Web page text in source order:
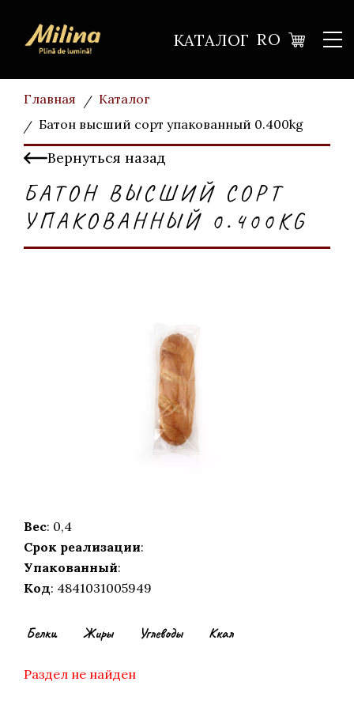
КАТАЛОГ RO
Главная
Каталог
Батон высший сорт упакованный 0.400kg
Вернуться назад
БАТОН ВЫСШИЙ СОРТ
УПАКОВАННЫЙ 0.400KG
Вес: 0,4
Срок реализации:
Упакованный:
Код: 4841031005949
Белки Жиры Углеводы Ккал
Раздел не найден